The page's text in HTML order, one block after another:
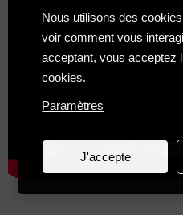
Nous utilisons des
voir comment vous
acceptant, vous acceptez
cookies.
Paramètres
J'accepte